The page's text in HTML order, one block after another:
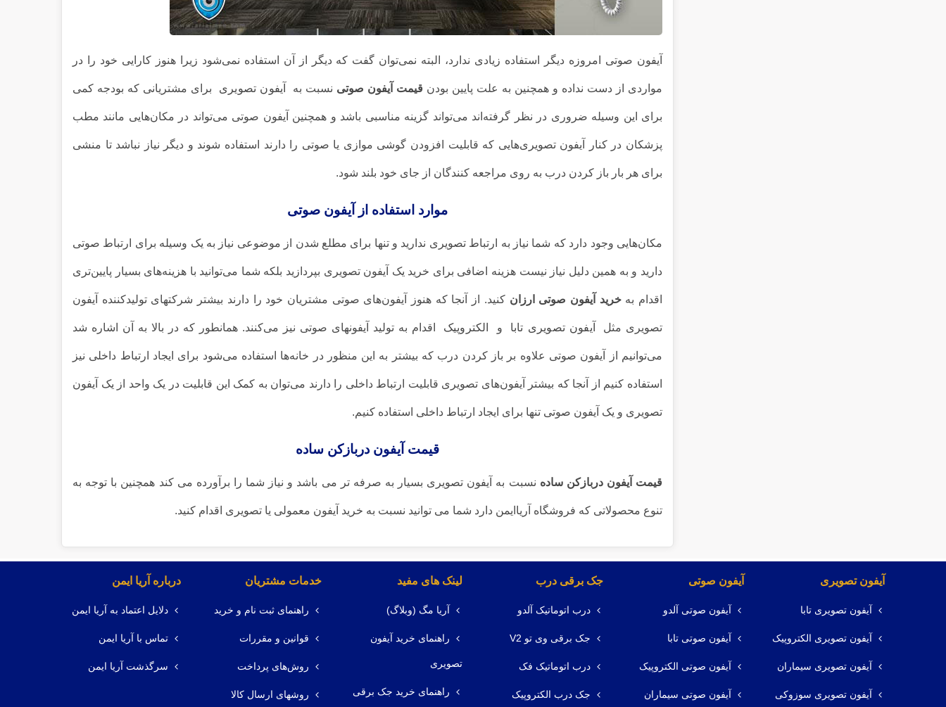
آیفون صوتی امروزه دیگر استفاده زیادی ندارد، البته نمی‌توان گفت که دیگر از آن استفاده نمی‌شود زیرا هنوز کارایی خود را در
مواردی از دست نداده و همچنین به علت پایین بودن قیمت آیفون صوتی نسبت به آیفون تصویری برای مشتریانی که بودجه‌ کمی
برای این وسیله ضروری در نظر گرفته‌اند می‌تواند گزینه مناسبی باشد و همچنین آیفون صوتی می‌تواند در مکان‌هایی مانند مطب
پزشکان در کنار آیفون تصویری‌هایی که قابلیت افزودن گوشی موازی یا صوتی را دارند استفاده شوند و دیگر نیاز نباشد تا منشی
برای هر بار باز کردن درب به روی مراجعه کنندگان از جای خود بلند شود.
موارد استفاده از آیفون صوتی
مکان‌هایی وجود دارد که شما نیاز به ارتباط تصویری ندارید و تنها برای مطلع شدن از موضوعی نیاز به یک وسیله برای ارتباط صوتی
دارید و به همین دلیل نیاز نیست هزینه اضافی برای خرید یک آیفون تصویری بپردازید بلکه شما می‌توانید با هزینه‌های بسیار پایین‌تری
اقدام بهخرید آیفون صوتی ارزانکنید. از آنجا که هنوز آیفون‌های صوتی مشتریان خود را دارند بیشتر شرکتهای تولید‌کننده آیفون
تصویری مثل آیفون تصویری تابا و الکتروپیک اقدام به تولید آیفونهای صوتی نیز می‌کنند. همانطور که در بالا به آن اشاره شد
می‌توانیم از آیفون صوتی علاوه بر باز کردن درب که بیشتر به این منظور در خانه‌ها استفاده می‌شود برای ایجاد ارتباط داخلی نیز
استفاده کنیم از آنجا که بیشتر آیفون‌های تصویری قابلیت ارتباط داخلی را دارند می‌توان به کمک این قابلیت در یک واحد از یک آیفون
تصویری و یک آیفون صوتی تنها برای ایجاد ارتباط داخلی استفاده کنیم.
قیمت آیفون دربازکن ساده
قیمت آیفون دربازکن ساده نسبت به آیفون تصویری بسیار به صرفه تر می باشد و نیاز شما را برآورده می کند همچنین با توجه به
تنوع محصولاتی که فروشگاه آریاایمن دارد شما می توانید نسبت به خرید آیفون معمولی یا تصویری اقدام کنید.
آیفون تصویری
آیفون تصویری تابا
آیفون تصویری الکتروپیک
آیفون تصویری سیماران
آیفون تصویری سوزوکی
آیفون صوتی
آیفون صوتی آلدو
آیفون صوتی تابا
آیفون صوتی الکتروپیک
آیفون صوتی سیماران
جک برقی درب
درب اتوماتیک آلدو
جک برقی وی تو V2
درب اتوماتیک فک
جک درب الکتروپیک
لینک های مفید
آریا مگ (وبلاگ)
راهنمای خرید آیفون
تصویری
راهنمای خرید جک برقی
خدمات مشتریان
راهنمای ثبت نام و خرید
قوانین و مقررات
روش‌های پرداخت
روشهای ارسال کالا
درباره آریا ایمن
دلایل اعتماد به آریا ایمن
تماس با آریا ایمن
سرگذشت آریا ایمن